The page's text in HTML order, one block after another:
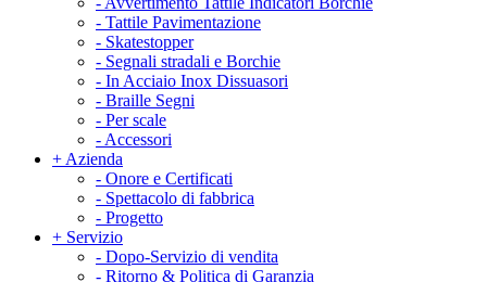
- Tattile Pavimentazione
- Skatestopper
- Segnali stradali e Borchie
- In Acciaio Inox Dissuasori
- Braille Segni
- Per scale
- Accessori
+ Azienda
- Onore e Certificati
- Spettacolo di fabbrica
- Progetto
+ Servizio
- Dopo-Servizio di vendita
- Ritorno & Politica di Garanzia